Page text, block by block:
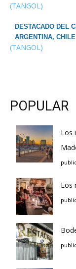
(TANGOL)
DESTACADO DEL
ARGENTINA,
(TANGOL)
POPULAR
Los
Los